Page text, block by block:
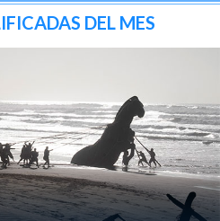
DEL MES